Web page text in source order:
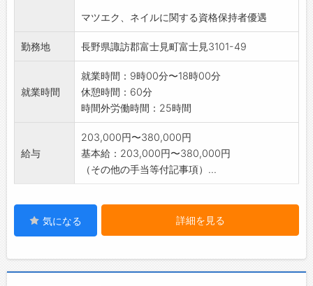
マツエク、ネイルに関する資格保持者優遇
勤務地 長野県諏訪郡富士見町富士見3101-49
就業時間
就業時間：9時00分〜18時00分
休憩時間：60分
時間外労働時間：25時間
給与
203,000円〜380,000円
基本給：203,000円〜380,000円
（その他の手当等付記事項）...
気になる 詳細を見る